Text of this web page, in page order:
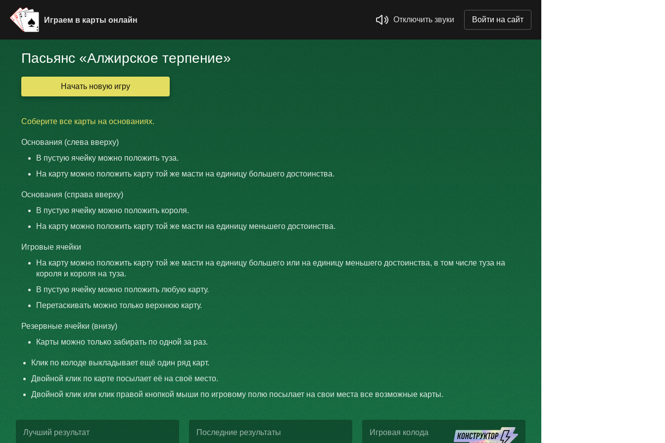
Играем в карты онлайн Отключить звуки Войти на сайт
Пасьянс «Алжирское терпение»
Начать новую игру
Соберите все карты на основаниях.
Основания (слева вверху)
В пустую ячейку можно положить туза.
На карту можно положить карту той же масти на единицу большего достоинства.
Основания (справа вверху)
В пустую ячейку можно положить короля.
На карту можно положить карту той же масти на единицу меньшего достоинства.
Игровые ячейки
На карту можно положить карту той же масти на единицу большего или на единицу меньшего достоинства, в том числе туза на
короля и короля на туза.
В пустую ячейку можно положить любую карту.
Перетаскивать можно только верхнюю карту.
Резервные ячейки (внизу)
Карты можно только забирать по одной за раз.
Клик по колоде выкладывает ещё один ряд карт.
Двойной клик по карте посылает её на своё место.
Двойной клик или клик правой кнопкой мыши по игровому полю посылает на свои места все возможные карты.
Лучший результат Последние результаты Игровая колода